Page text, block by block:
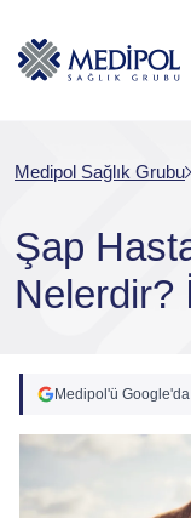
Medipol Sağlık Grubu
Şap
Nelerdir?
Medipol'ü